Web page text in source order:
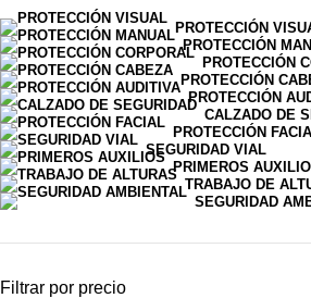
PROTECCIÓN
PROTECCIÓN
PROTECCIÓN
PROTECCIÓN
PROTECCIÓN
CALZADO DE
PROTECCIÓN
SEGURIDAD VIAL
PRIMEROS
TRABAJO DE
SEGURIDAD
Filtrar por precio